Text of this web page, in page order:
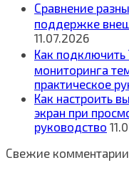
Сравнение
поддержке
11.07.2026
Как подключить
мониторинга
практическое
Как настроить
экран при
руководство
Свежие комментарии